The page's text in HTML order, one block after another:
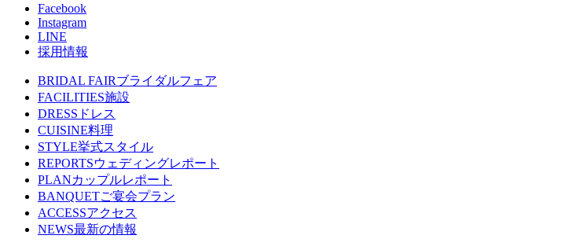
Facebook
Instagram
LINE
採用情報
BRIDAL FAIRブライダルフェア
FACILITIES施設
DRESS ドレス
CUISINE料理
STYLE挙式スタイル
REPORTSウェディングレポート
PLANカップルレポート
BANQUETご宴会プラン
ACCESSアクセス
NEWS最新の情報